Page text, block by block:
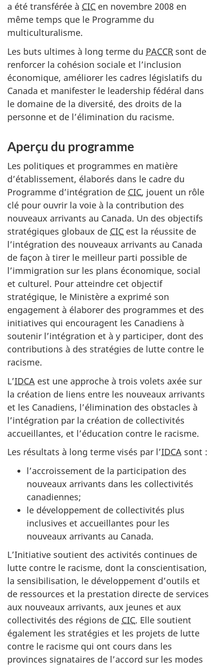
a été transférée à CIC en novembre 2008 en
même temps que le Programme du
multiculturalisme.
Les buts ultimes à long terme du PACCR sont de
renforcer la cohésion sociale et l’inclusion
économique, améliorer les cadres législatifs du
Canada et manifester le leadership fédéral dans
le domaine de la diversité, des droits de la
personne et de l’élimination du racisme.
Aperçu du programme
Les politiques et programmes en matière
d’établissement, élaborés dans le cadre du
Programme d’intégration de CIC, jouent un rôle
clé pour ouvrir la voie à la contribution des
nouveaux arrivants au Canada. Un des objectifs
stratégiques globaux de CIC est la réussite de
l’intégration des nouveaux arrivants au Canada
de façon à tirer le meilleur parti possible de
l’immigration sur les plans économique, social
et culturel. Pour atteindre cet objectif
stratégique, le Ministère a exprimé son
engagement à élaborer des programmes et des
initiatives qui encouragent les Canadiens à
soutenir l’intégration et à y participer, dont des
contributions à des stratégies de lutte contre le
racisme.
L’IDCA est une approche à trois volets axée sur
la création de liens entre les nouveaux arrivants
et les Canadiens, l’élimination des obstacles à
l’intégration par la création de collectivités
accueillantes, et l’éducation contre le racisme.
Les résultats à long terme visés par l’IDCA sont :
l’accroissement de la participation des
nouveaux arrivants dans les collectivités
canadiennes;
le développement de collectivités plus
inclusives et accueillantes pour les
nouveaux arrivants au Canada.
L’Initiative soutient des activités continues de
lutte contre le racisme, dont la conscientisation,
la sensibilisation, le développement d’outils et
de ressources et la prestation directe de services
aux nouveaux arrivants, aux jeunes et aux
collectivités des régions de CIC. Elle soutient
également les stratégies et les projets de lutte
contre le racisme qui ont cours dans les
provinces signataires de l’accord sur les modes